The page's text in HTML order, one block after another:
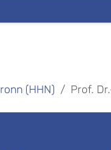
(HHN) Prof.